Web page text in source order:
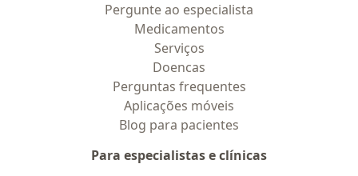
Pergunte ao especialista
Medicamentos
Serviços
Doencas
Perguntas frequentes
Aplicações móveis
Blog para pacientes
Para especialistas e clínicas